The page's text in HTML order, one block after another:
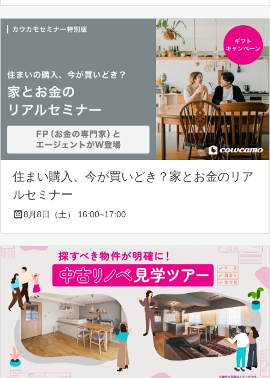
住まい購入、今が買いどき？家とお金のリア
ルセミナー
8月8日（土） 16:00~17:00